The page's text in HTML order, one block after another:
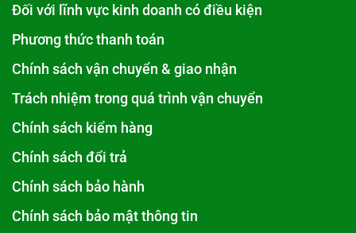
Đối với lĩnh vực kinh doanh có điều kiện
Phương thức thanh toán
Chính sách vận chuyển & giao nhận
Trách nhiệm trong quá trình vận chuyển
Chính sách kiểm hàng
Chính sách đổi trả
Chính sách bảo hành
Chính sách bảo mật thông tin